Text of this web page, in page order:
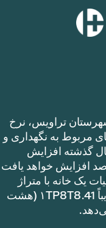
تراویس، نرخ
مربوط به نگهداری و
گذشته افزایش
این نرخ مالیات عملاً ۸ درصد افزایش خواهد یافت
یک خانه با متراژ
۱TP8T100,000 متر مربع را تقریباً ۱TP8T8.41 (هشت